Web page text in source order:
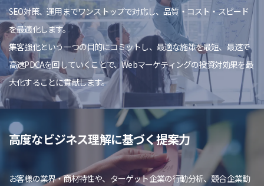
SEO対策、運用までワンストップで対応し、品質・コスト・スピード
を最適化します。
集客強化という一つの目的にコミットし、最適な施策を最短、最速で
高速PDCAを回していくことで、Webマーケティングの投資対効果を最
大化することに貢献します。
高度なビジネス理解に基づく提案力
お客様の業界・商材特性や、ターゲット企業の行動分析、競合企業動